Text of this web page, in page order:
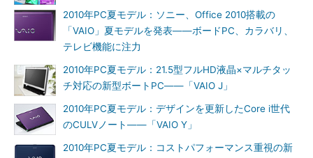
2010年PC夏モデル：ソニー、Office 2010搭載の
「VAIO」夏モデルを発表――ボードPC、カラバリ、
テレビ機能に注力
2010年PC夏モデル：21.5型フルHD液晶×マルチタッ
チ対応の新型ボートPC――「VAIO J」
2010年PC夏モデル：デザインを更新したCore i世代
のCULVノート――「VAIO Y」
2010年PC夏モデル：コストパフォーマンス重視の新